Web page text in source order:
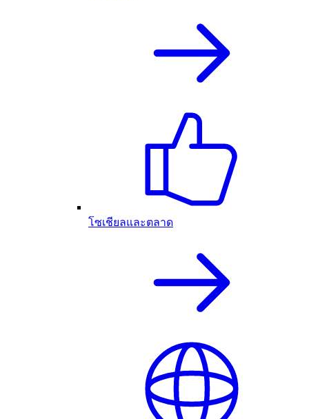
โซเชียลและตลาด